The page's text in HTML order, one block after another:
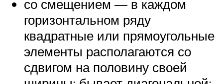
со смещением — в каждом
горизонтальном ряду
квадратные или прямоугольные
элементы располагаются со
сдвигом на половину своей